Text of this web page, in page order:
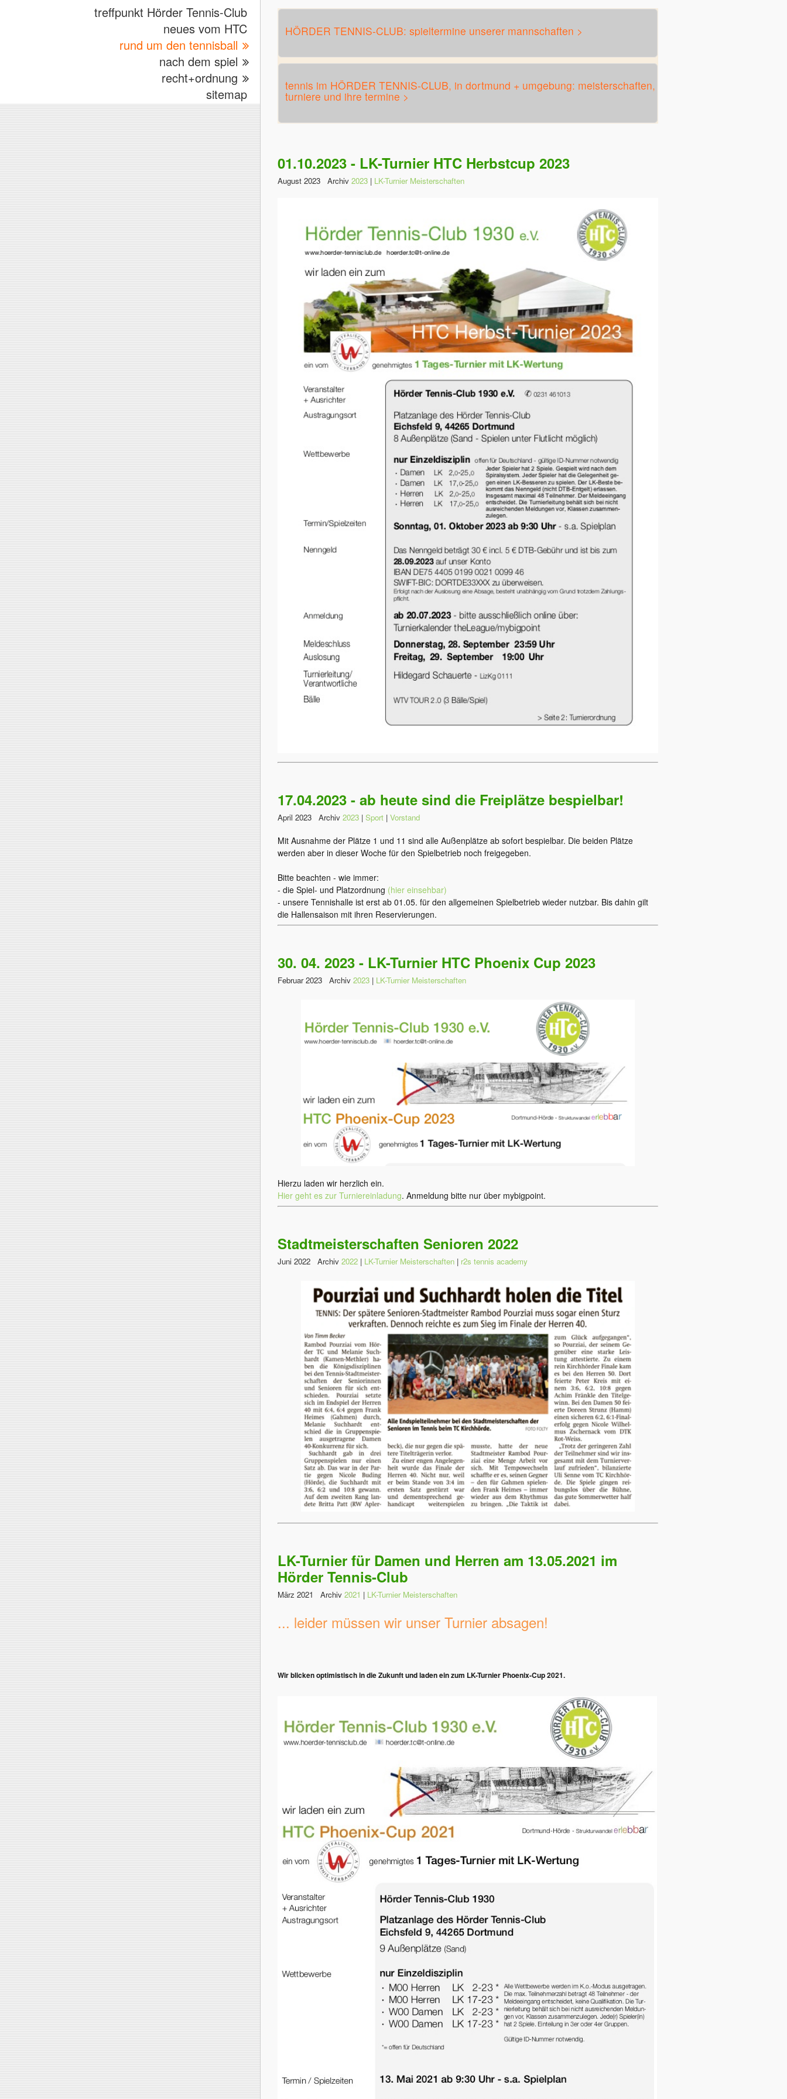
treffpunkt Hörder Tennis-Club
neues vom HTC
rund um den tennisball
nach dem spiel
recht+ordnung
sitemap
HÖRDER TENNIS-CLUB: spieltermine unserer mannschaften >
tennis im HÖRDER TENNIS-CLUB, in dortmund + umgebung: meisterschaften,
turniere und ihre termine >
01.10.2023 - LK-Turnier HTC Herbstcup 2023
August 2023 Archiv 2023| LK-Turnier Meisterschaften
17.04.2023 - ab heute sind die Freiplätze bespielbar!
April 2023 Archiv 2023| Sport| Vorstand
Mit Ausnahme der Plätze 1 und 11 sind alle Außenplätze ab sofort bespielbar. Die beiden Plätze
werden aber in dieser Woche für den Spielbetrieb noch freigegeben.
Bitte beachten - wie immer:
- die Spiel- und Platzordnung (hier einsehbar)
- unsere Tennishalle ist erst ab 01.05. für den allgemeinen Spielbetrieb wieder nutzbar. Bis dahin gilt
die Hallensaison mit ihren Reservierungen.
30. 04. 2023 - LK-Turnier HTC Phoenix Cup 2023
Februar 2023 Archiv 2023| LK-Turnier Meisterschaften
Hierzu laden wir herzlich ein.
Hier geht es zur Turniereinladung. Anmeldung bitte nur über mybigpoint.
Stadtmeisterschaften Senioren 2022
Juni 2022 Archiv 2022| LK-Turnier Meisterschaften| r2s tennis academy
LK-Turnier für Damen und Herren am 13.05.2021 im
Hörder Tennis-Club
März 2021 Archiv 2021 | LK-Turnier Meisterschaften
... leider müssen wir unser Turnier absagen!
Wir blicken optimistisch in die Zukunft und laden ein zum LK-Turnier Phoenix-Cup 2021.